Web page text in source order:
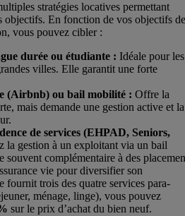
stratégies locatives permettant
objectifs. En fonction de vos objectifs
vous pouvez cibler :
durée ou étudiante : Idéale pour les
villes. Elle garantit une forte
(Airbnb) ou bail mobilité : Offre la
mais demande une gestion active et la
de services (EHPAD, Seniors,
la gestion à un exploitant via un bail
souvent complémentaire à des
vie pour diversifier son
fournit trois des quatre services para-
ménage, linge), vous pouvez
sur le prix d’achat du bien neuf.